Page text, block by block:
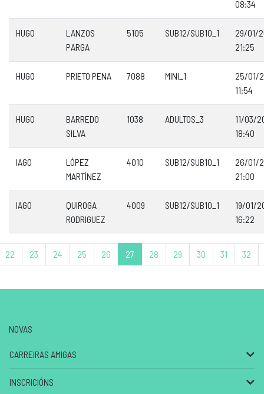
08:34
HUGO
LANZOS
PARGA
5105 SUB12/SUB10_1
29/01/
21:25
HUGO PRIETO PENA 7088 MINI_1
25/01/
11:54
HUGO
BARREDO
SILVA
1038 ADULTOS_3
11/03/
18:40
IAGO
LÓPEZ
MARTÍNEZ
4010 SUB12/SUB10_1
26/01/
21:00
IAGO
QUIROGA
RODRIGUEZ
4009 SUB12/SUB10_1
19/01/
16:22
22 23 24 25 26 27 28 29 30 31 32
NOVAS
CARREIRAS AMIGAS
INSCRICIÓNS